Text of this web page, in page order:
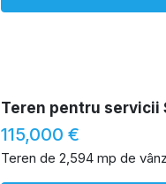
Teren pentru servicii
115,000 €
Teren de 2,594 mp de